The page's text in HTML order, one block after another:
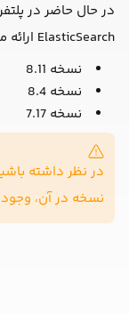
در حال حاضر در
ElasticSearch ارائه می‌شوند:
نسخه 8.11
نسخه 8.4
نسخه 7.17
در نظر داشته
نسخه در آن،